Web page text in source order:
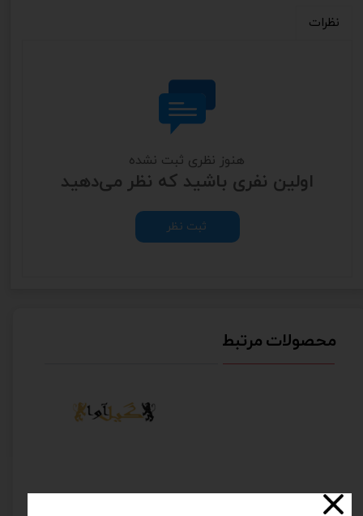
نظرات
هنوز نظری ثبت نشده
اولین نفری باشید که نظر می‌دهید
ثبت نظر
محصولات مرتبط